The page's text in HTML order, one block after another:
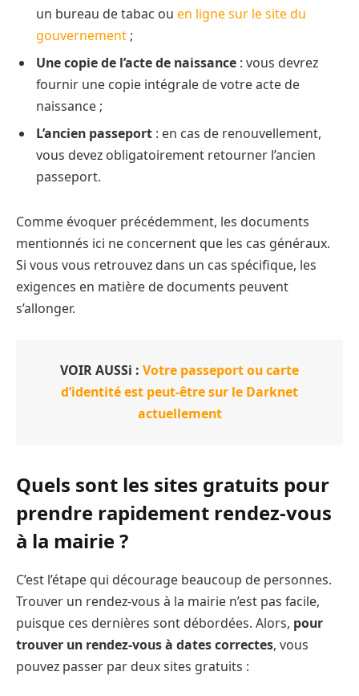
un bureau de tabac ou en ligne sur le site du
gouvernement;
Une copie de l’acte de naissance : vous devrez
fournir une copie intégrale de votre acte de
naissance ;
L’ancien passeport : en cas de renouvellement,
vous devez obligatoirement retourner l’ancien
passeport.
Comme évoquer précédemment, les documents
mentionnés ici ne concernent que les cas généraux.
Si vous vous retrouvez dans un cas spécifique, les
exigences en matière de documents peuvent
s’allonger.
VOIR AUSSi : Votre passeport ou carte
d’identité est peut-être sur le Darknet
actuellement
Quels sont les sites gratuits pour
prendre rapidement rendez-vous
à la mairie ?
C’est l’étape qui décourage beaucoup de personnes.
Trouver un rendez-vous à la mairie n’est pas facile,
puisque ces dernières sont débordées. Alors, pour
trouver un rendez-vous à dates correctes, vous
pouvez passer par deux sites gratuits :